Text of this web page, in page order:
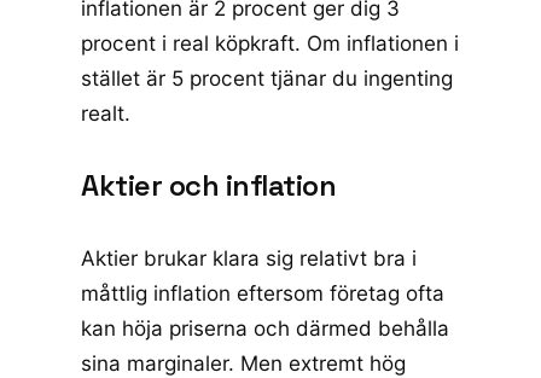
inflationen är 2 procent ger dig 3
procent i real köpkraft. Om inflationen i
stället är 5 procent tjänar du ingenting
realt.
Aktier och inflation
Aktier brukar klara sig relativt bra i
måttlig inflation eftersom företag ofta
kan höja priserna och därmed behålla
sina marginaler. Men extremt hög